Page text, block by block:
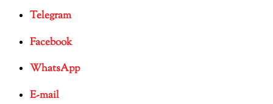
Telegram
Facebook
WhatsApp
E-mail